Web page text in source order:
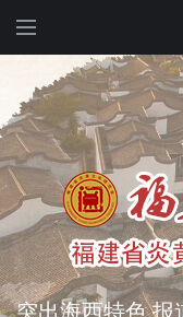
弘扬优秀文化